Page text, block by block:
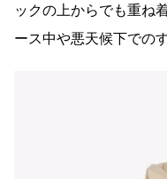
ックの上からでも重ね
ース中や悪天候下での